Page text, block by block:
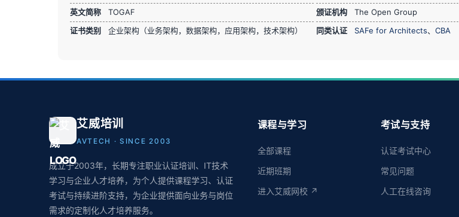
英文简称
TOGAF 颁证机构
The Open Group
证书类别
企业架构（业务架构，数据架构，应用架构，技术架构） 同类认证 SAFe for Architects、CBA
艾威培训
AVTECH · SINCE 2003
成立于2003年，长期专注职业认证培训、IT技术
学习与企业人才培养，为个人提供课程学习、认证
考试与持续进阶支持，为企业提供面向业务与岗位
需求的定制化人才培养服务。
课程与学习
全部课程
近期班期
进入艾威网校 ↗
考试与支持
认证考试中心
常见问题
人工在线咨询